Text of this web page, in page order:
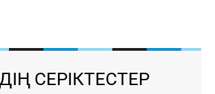
СЕРІКТЕСТЕР